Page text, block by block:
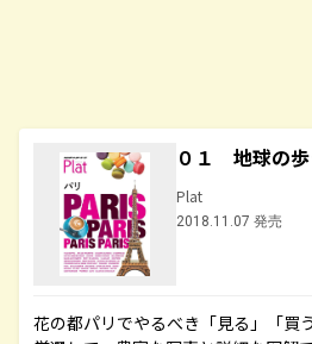
０１ 地球の
Plat
2018.11.07 発売
花の都パリでやるべき「見る」「買